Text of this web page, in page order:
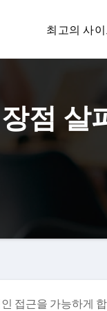
최고의 사이
점 살
접근을 가능하게